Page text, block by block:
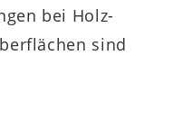
und
bei Holz-
sind